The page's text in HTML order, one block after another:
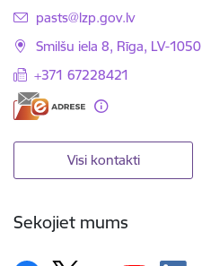
E-pasts:
pasts@lzp.gov.lv
Smilšu iela 8, Rīga, LV-1050
+371 67228421
Visi kontakti
Sekojiet mums